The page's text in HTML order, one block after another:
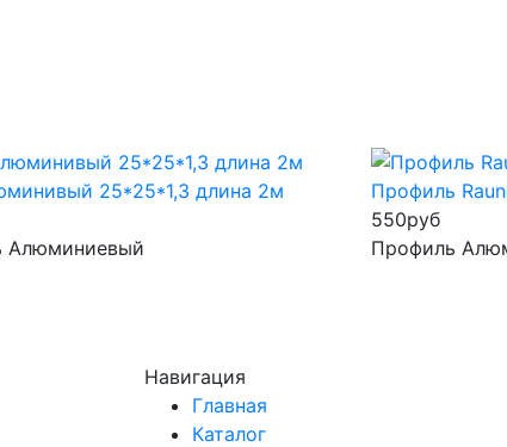
25*25*1,3 длина 2м
Алюминиевый
Профиль
550руб
Профиль
Навигация
Главная
Каталог